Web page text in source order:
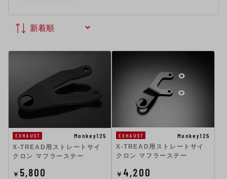
EXHAUST
Monkey125
X-TREAD用ストレートサイ
クロン マフラーステー
￥ 5,800
EXHAUST
Monkey125
X-TREAD用ストレートサイ
クロン マフラーステー
￥ 4,200